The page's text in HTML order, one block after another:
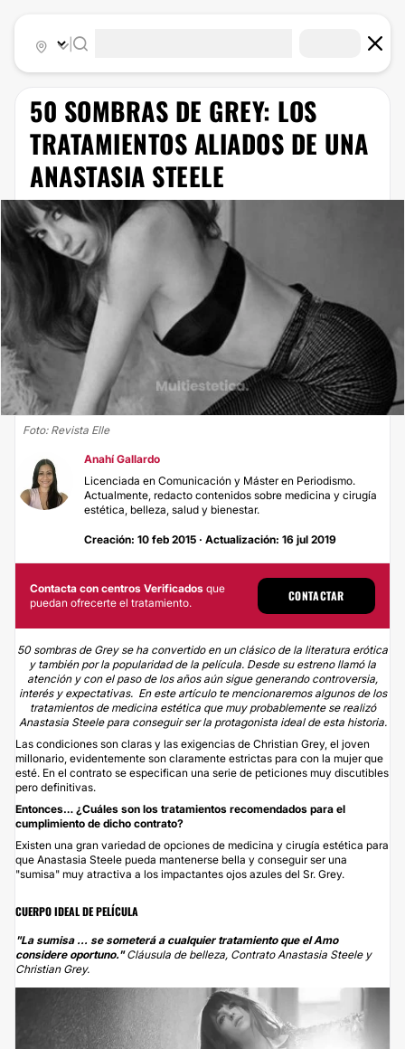
50 SOMBRAS DE GREY: LOS
TRATAMIENTOS ALIADOS DE UNA
ANASTASIA STEELE
Foto: Revista Elle
Anahí Gallardo
Licenciada en Comunicación y Máster en Periodismo.
Actualmente, redacto contenidos sobre medicina y cirugía
estética, belleza, salud y bienestar.
Creación: 10 feb 2015 · Actualización: 16 jul 2019
Contacta con centros Verificados que
puedan ofrecerte el tratamiento.
CONTACTAR
50 sombras de Grey se ha convertido en un clásico de la literatura erótica
y también por la popularidad de la película. Desde su estreno llamó la
atención y con el paso de los años aún sigue generando controversia,
interés y expectativas. En este artículo te mencionaremos algunos de los
tratamientos de medicina estética que muy probablemente se realizó
Anastasia Steele para conseguir ser la protagonista ideal de esta historia.
Las condiciones son claras y las exigencias de Christian Grey, el joven
millonario, evidentemente son claramente estrictas para con la mujer que
esté. En el contrato se especifican una serie de peticiones muy discutibles
pero definitivas.
Entonces… ¿Cuáles son los tratamientos recomendados para el
cumplimiento de dicho contrato?
Existen una gran variedad de opciones de medicina y cirugía estética para
que Anastasia Steele pueda mantenerse bella y conseguir ser una
"sumisa" muy atractiva a los impactantes ojos azules del Sr. Grey.
CUERPO IDEAL DE PELÍCULA
"La sumisa ... se someterá a cualquier tratamiento que el Amo
considere oportuno."Cláusula de belleza, Contrato Anastasia Steele y
Christian Grey.